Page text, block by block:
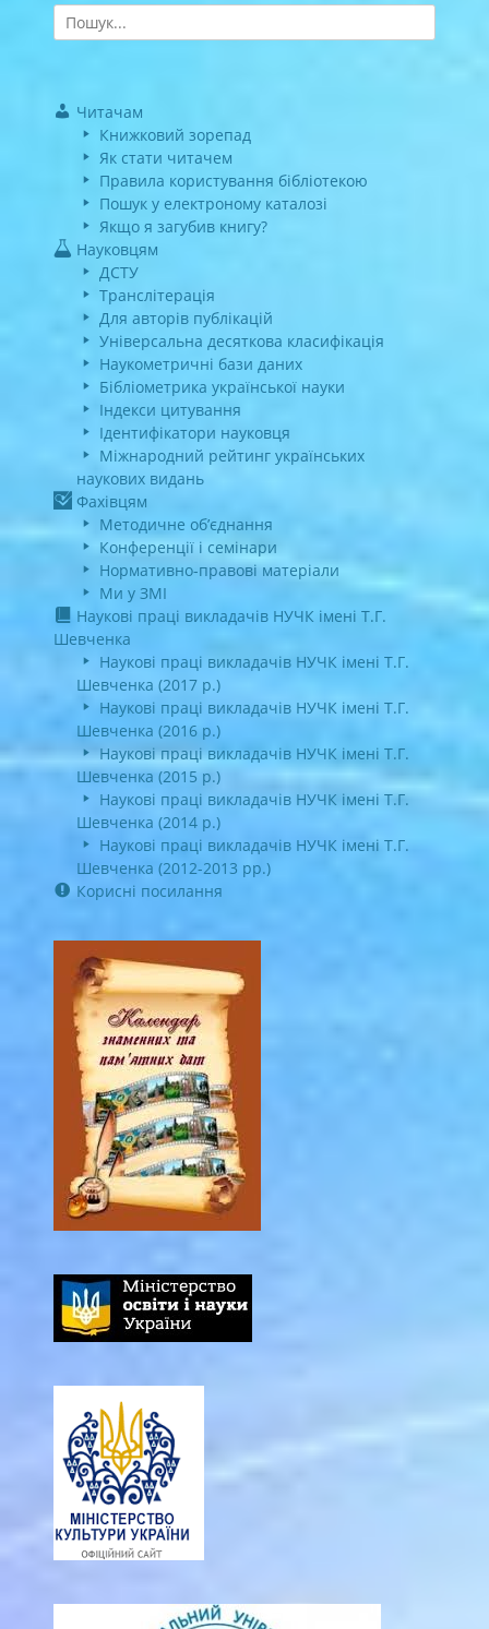
Search
for:
Читачам
Книжковий зорепад
Як стати читачем
Правила користування бібліотекою
Пошук у електроному каталозі
Якщо я загубив книгу?
Науковцям
ДСТУ
Транслітерація
Для авторів публікацій
Універсальна десяткова класифікація
Наукометричні бази даних
Бібліометрика української науки
Індекси цитування
Ідентифікатори науковця
Міжнародний рейтинг українських
наукових видань
Фахівцям
Методичне об’єднання
Конференції і семінари
Нормативно-правові матеріали
Ми у ЗМІ
Наукові праці викладачів НУЧК імені Т.Г.
Шевченка
Наукові праці викладачів НУЧК імені Т.Г.
Шевченка (2017 р.)
Наукові праці викладачів НУЧК імені Т.Г.
Шевченка (2016 р.)
Наукові праці викладачів НУЧК імені Т.Г.
Шевченка (2015 р.)
Наукові праці викладачів НУЧК імені Т.Г.
Шевченка (2014 р.)
Наукові праці викладачів НУЧК імені Т.Г.
Шевченка (2012-2013 рр.)
Корисні посилання